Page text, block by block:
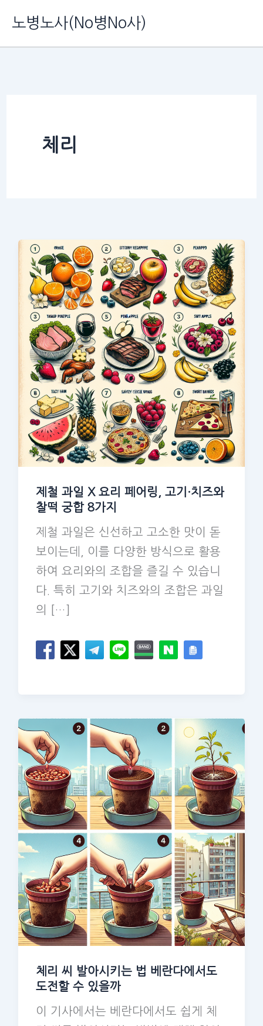
츠
노병노사(No병No사)
체리
제철 과일 X 요리 페어링, 고기·치즈와
찰떡 궁합 8가지
제철 과일은 신선하고 고소한 맛이 돋
보이는데, 이를 다양한 방식으로 활용
하여 요리와의 조합을 즐길 수 있습니
다. 특히 고기와 치즈와의 조합은 과일
의 […]
체리 씨 발아시키는 법 베란다에서도
도전할 수 있을까
이 기사에서는 베란다에서도 쉽게 체